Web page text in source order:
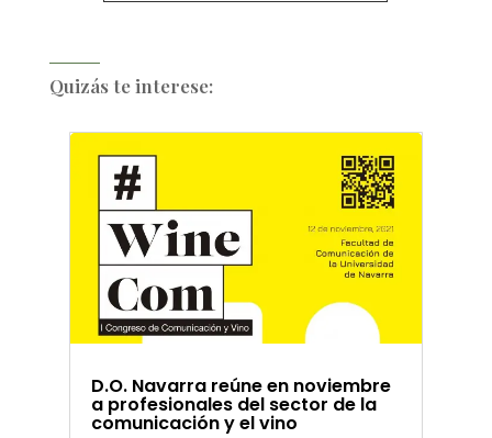
Quizás te interese:
D.O. Navarra reúne en noviembre
a profesionales del sector de la
comunicación y el vino